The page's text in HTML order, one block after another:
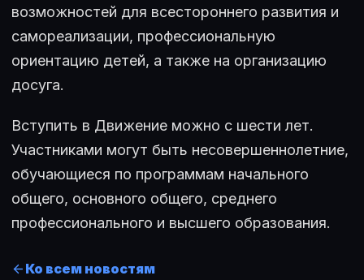
возможностей для всестороннего развития и
самореализации, профессиональную
ориентацию детей, а также на организацию
досуга.
Вступить в Движение можно с шести лет.
Участниками могут быть несовершеннолетние,
обучающиеся по программам начального
общего, основного общего, среднего
профессионального и высшего образования.
Ко всем новостям